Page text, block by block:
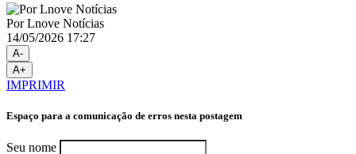
Por Lnove Notícias
14/05/2026 17:27
A-
A+
IMPRIMIR
Espaço para a comunicação de erros nesta postagem
Seu nome